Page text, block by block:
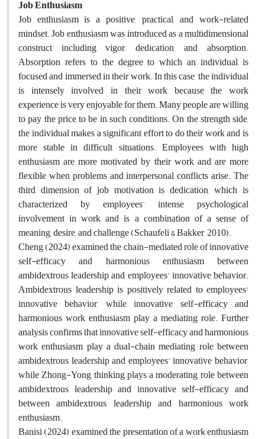
Job Enthusiasm
Job enthusiasm is a positive, practical, and work-related
mindset. Job enthusiasm was introduced as a multidimensional
construct including vigor, dedication, and absorption.
Absorption refers to the degree to which an individual is
focused and immersed in their work. In this case, the individual
is intensely involved in their work because the work
experience is very enjoyable for them. Many people are willing
to pay the price to be in such conditions. On the strength side,
the individual makes a significant effort to do their work and is
more stable in difficult situations. Employees with high
enthusiasm are more motivated by their work and are more
flexible when problems and interpersonal conflicts arise. The
third dimension of job motivation is dedication, which is
characterized by employees' intense psychological
involvement in work and is a combination of a sense of
meaning, desire, and challenge (Schaufeli & Bakker, 2010).
Cheng (2024) examined the chain-mediated role of innovative
self-efficacy and harmonious enthusiasm between
ambidextrous leadership and employees' innovative behavior.
Ambidextrous leadership is positively related to employees'
innovative behavior, while innovative self-efficacy and
harmonious work enthusiasm play a mediating role. Further
analysis confirms that innovative self-efficacy and harmonious
work enthusiasm play a dual-chain mediating role between
ambidextrous leadership and employees' innovative behavior,
while Zhong-Yong thinking plays a moderating role between
ambidextrous leadership and innovative self-efficacy and
between ambidextrous leadership and harmonious work
enthusiasm.
Banisi (2024) examined the presentation of a work enthusiasm